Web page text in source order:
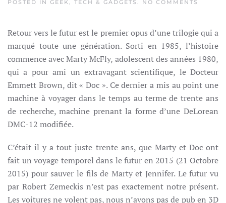
POSTED IN GEEK TECH & GADGETS NO COMMENTS
FUTUR
Retour vers le futur est le premier opus d’une trilogie qui a
marqué toute une génération. Sorti en 1985, l’histoire
commence avec Marty McFly, adolescent des années 1980,
qui a pour ami un extravagant scientifique, le Docteur
Emmett Brown, dit « Doc ». Ce dernier a mis au point une
machine à voyager dans le temps au terme de trente ans
de recherche, machine prenant la forme d’une DeLorean
DMC-12 modifiée.
C’était il y a tout juste trente ans, que Marty et Doc ont
fait un voyage temporel dans le futur en 2015 (21 Octobre
2015) pour sauver le fils de Marty et Jennifer. Le futur vu
par Robert Zemeckis n’est pas exactement notre présent.
Les voitures ne volent pas, nous n’avons pas de pub en 3D